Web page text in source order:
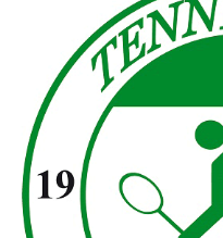
Spechbach
Mixed-
Team
gewinnt
beim
TV
Hilsbach
7:2